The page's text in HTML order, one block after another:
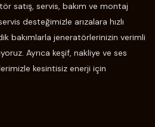
satış, servis, bakım ve montaj
desteğimizle arızalara hızlı
bakımlarla jeneratörlerinizin verimli
Ayrıca keşif, nakliye ve ses
kesintisiz enerji için